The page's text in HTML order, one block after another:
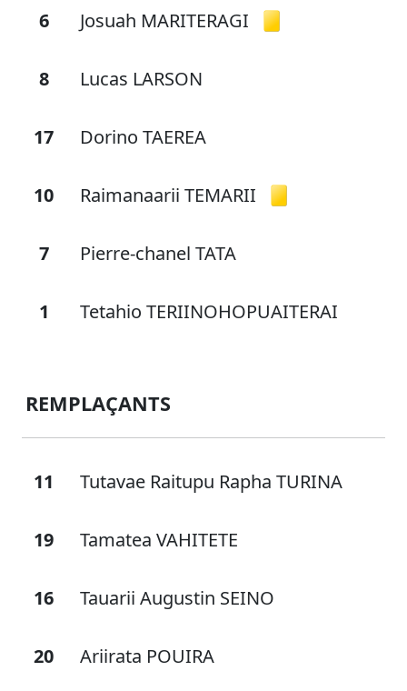
6 Josuah MARITERAGI
8 Lucas LARSON
17 Dorino TAEREA
10 Raimanaarii TEMARII
7 Pierre-chanel TATA
1 Tetahio TERIINOHOPUAITERAI
REMPLAÇANTS
11 Tutavae Raitupu Rapha TURINA
19 Tamatea VAHITETE
16 Tauarii Augustin SEINO
20 Ariirata POUIRA